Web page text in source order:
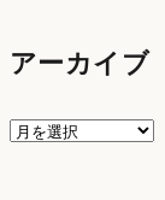
アーカイブ
ア